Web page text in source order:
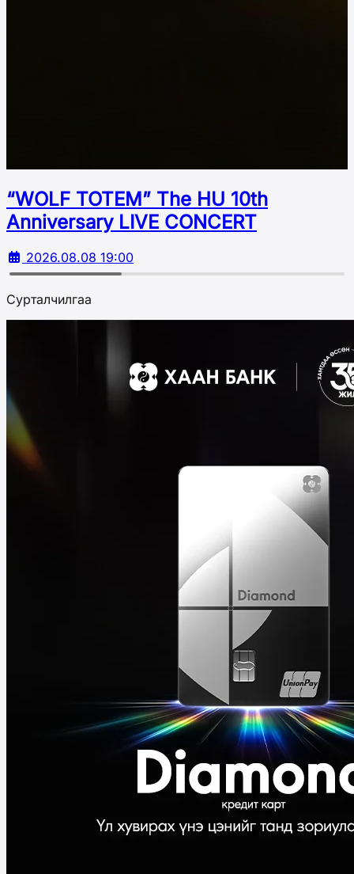
“WOLF TOTEM” The HU 10th
Аnniversary LIVE CONCERT
2026.08.08 19:00
Сурталчилгаа